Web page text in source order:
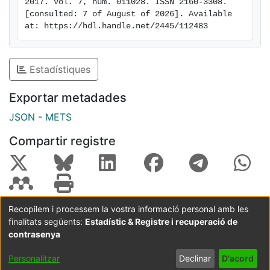
2017. Vol. 7, num. 011028. ISSN 2160-3308.
[consulted: 7 of August of 2026]. Available
at: https://hdl.handle.net/2445/112483
Estadístiques
Exportar metadades
JSON - METS
Compartir registre
Coordinació:CRAI UB Avís legal
Metadades
subjectes a:
Configuració
de cookies
privadesa
Recopilem i processem la vostra informació personal amb les
finalitats següents: Estadístic & Registre i recuperació de
contrasenya
Personalitzar Declinar D'acord